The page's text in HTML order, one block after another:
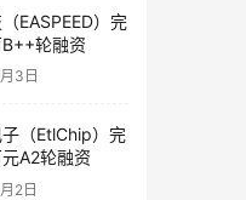
EASPEED）完
轮融资
3日
（EtlChip）完
A2轮融资
2日